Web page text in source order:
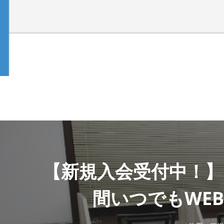
【新規入会受付中
間いつでも